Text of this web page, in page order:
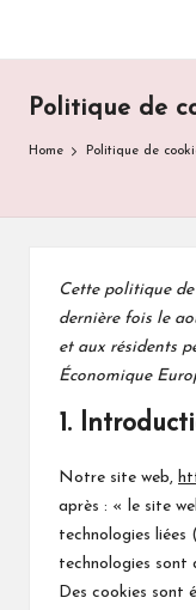
contentPolitique de
Home Politique de
Cette politique
dernière fois le
et aux résidents
Économique
1.
Notre site web,
après : « le site
technologies
technologies sont
Des cookies sont